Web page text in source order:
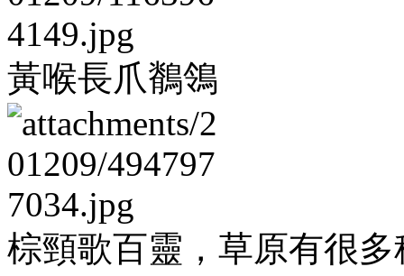
黃喉長爪鶺鴒
棕頸歌百靈，草原有很